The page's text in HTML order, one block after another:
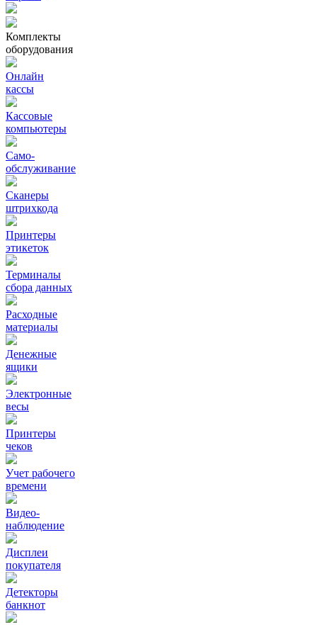
Комплекты
оборудования
Онлайн
кассы
Кассовые
компьютеры
Само-
обслуживание
Сканеры
штрихкода
Принтеры
этикеток
Терминалы
сбора данных
Расходные
материалы
Денежные
ящики
Электронные
весы
Принтеры
чеков
Учет рабочего
времени
Видео‑
наблюдение
Дисплеи
покупателя
Детекторы
банкнот